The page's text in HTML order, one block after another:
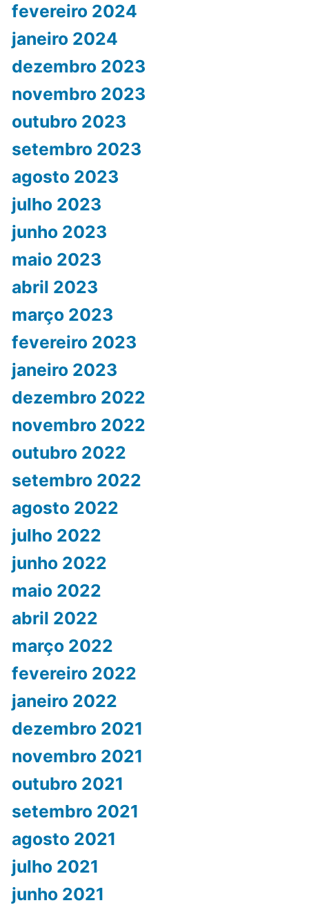
fevereiro 2024
janeiro 2024
dezembro 2023
novembro 2023
outubro 2023
setembro 2023
agosto 2023
julho 2023
junho 2023
maio 2023
abril 2023
março 2023
fevereiro 2023
janeiro 2023
dezembro 2022
novembro 2022
outubro 2022
setembro 2022
agosto 2022
julho 2022
junho 2022
maio 2022
abril 2022
março 2022
fevereiro 2022
janeiro 2022
dezembro 2021
novembro 2021
outubro 2021
setembro 2021
agosto 2021
julho 2021
junho 2021